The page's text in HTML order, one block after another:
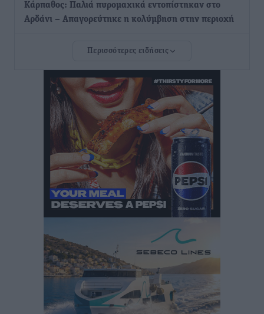
Κάρπαθος: Παλιά πυρομαχικά εντοπίστηκαν στο
Αρδάνι – Απαγορεύτηκε η κολύμβηση στην περιοχή
εφησυχασμού» – Σε πλήρη ετοιμότητα ο μηχανισμός
• πριν 22 ώρες
Καιρός: Επιμένουν οι υψηλές θερμοκρασίες – Ισχυρά
μελτέμια έως 9 μποφόρ, σε «Red Code» 6 περιοχές
Τοπικές Ειδήσεις• πριν 23 ώρες
Τα φοιτητικά ενοίκια «τινάζουν στον αέρα» τους
οικογενειακούς προϋπολογισμούς
Ειδήσεις• πριν 23 ώρες
Δύο νέοι ξενώνες παραδόθηκαν στις Ένοπλες
Δυνάμεις στη νήσο Ρω
Τοπικές Ειδήσεις• πριν 23 ώρες
Συνεχίζεται η έξοδος του Αυγούστου – Πάνω από
Περισσότερες ειδήσεις